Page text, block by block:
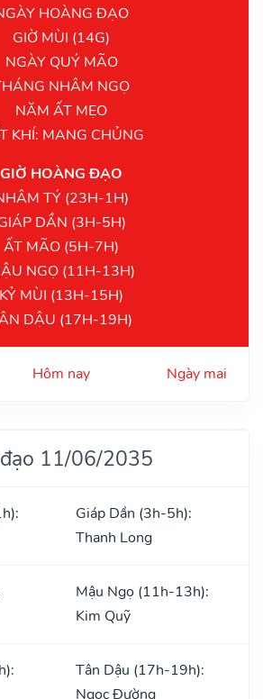
HOÀNG ĐẠO
GIỜ MÙI (14G)
NGÀY QUÝ MÃO
NHÂM NGỌ
NĂM ẤT MẸO
KHÍ: MANG CHỦNG
GIỜ HOÀNG ĐẠO
TÝ (23H-1H)
DẦN (3H-5H)
ẤT MÃO (5H-7H)
NGỌ (11H-13H)
KỶ MÙI (13H-15H)
DẬU (17H-19H)
Hôm nay Ngày mai
11/06/2035
Giáp Dần (3h-5h):
Thanh Long
Mậu Ngọ (11h-13h):
Kim Quỹ
Tân Dậu (17h-19h):
Ngọc Đường